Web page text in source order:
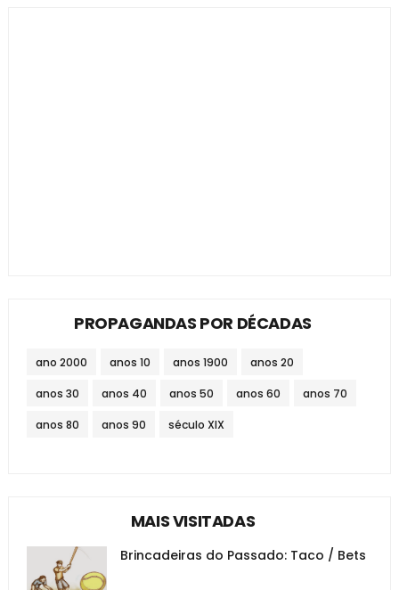
PROPAGANDAS POR DÉCADAS
ano 2000 anos 10 anos 1900 anos 20
anos 30 anos 40 anos 50 anos 60 anos 70
anos 80 anos 90 século XIX
MAIS VISITADAS
Brincadeiras do Passado: Taco / Bets